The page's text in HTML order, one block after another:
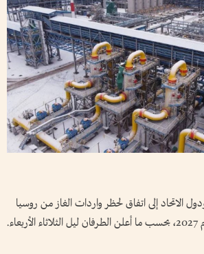
الاتحاد إلى اتفاق لحظر واردات الغاز من روسيا